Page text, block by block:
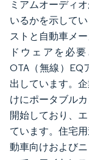
ミアムオーディ
いるかを示して
ストと自動車メ
ドウェアを必
OTA（無線）EQ
出しています。
けにポータブル
開始しており、
ています。住宅
動車向けおよび